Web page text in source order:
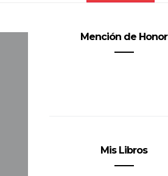
Mención de Honor
Mis Libros